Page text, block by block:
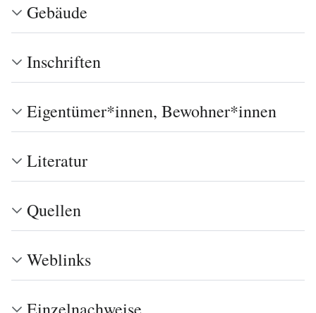
Gebäude
Inschriften
Eigentümer*innen, Bewohner*innen
Literatur
Quellen
Weblinks